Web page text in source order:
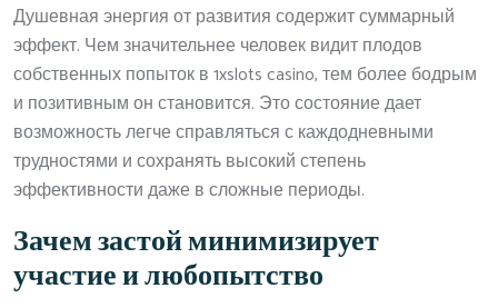
Душевная энергия от развития содержит суммарный
эффект. Чем значительнее человек видит плодов
собственных попыток в 1xslots casino, тем более бодрым
и позитивным он становится. Это состояние дает
возможность легче справляться с каждодневными
трудностями и сохранять высокий степень
эффективности даже в сложные периоды.
Зачем застой минимизирует
участие и любопытство